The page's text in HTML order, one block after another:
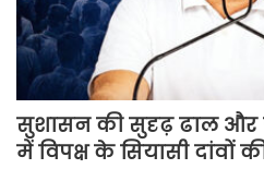
सुशासन की सुदृढ़ ढाल और
में विपक्ष के सियासी दांवों